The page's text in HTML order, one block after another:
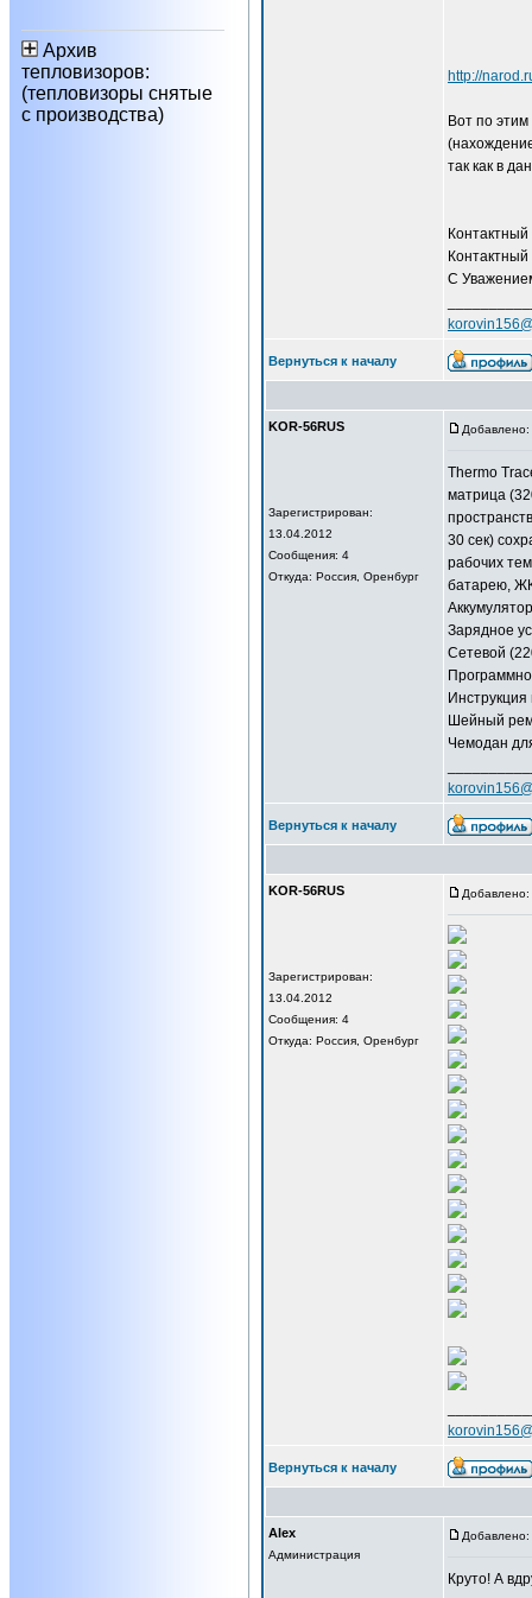
Архив
тепловизоров:
(тепловизоры снятые
с производства)
http://
Вот по
так как в
С
Вернуться к началу
KOR-56RUS
Зарегистрирован:
13.04.2012
Сообщения: 4
Откуда: Россия, Оренбург
Thermo
матрица
30 сек)
рабочих
батарею,
Зарядное
Сетевой
Шейный
Чемодан
Вернуться к началу
KOR-56RUS
Зарегистрирован:
13.04.2012
Сообщения: 4
Откуда: Россия, Оренбург
Вернуться к началу
Alex
Администрация
Круто! А